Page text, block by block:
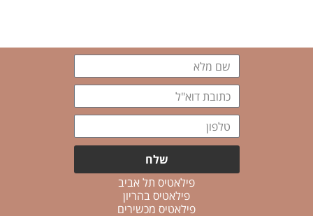
שם
מלא
כתובת
דוא"ל
טלפון
שלח
פילאטיס תל אביב
פילאטיס בהריון
פילאטיס מכשירים